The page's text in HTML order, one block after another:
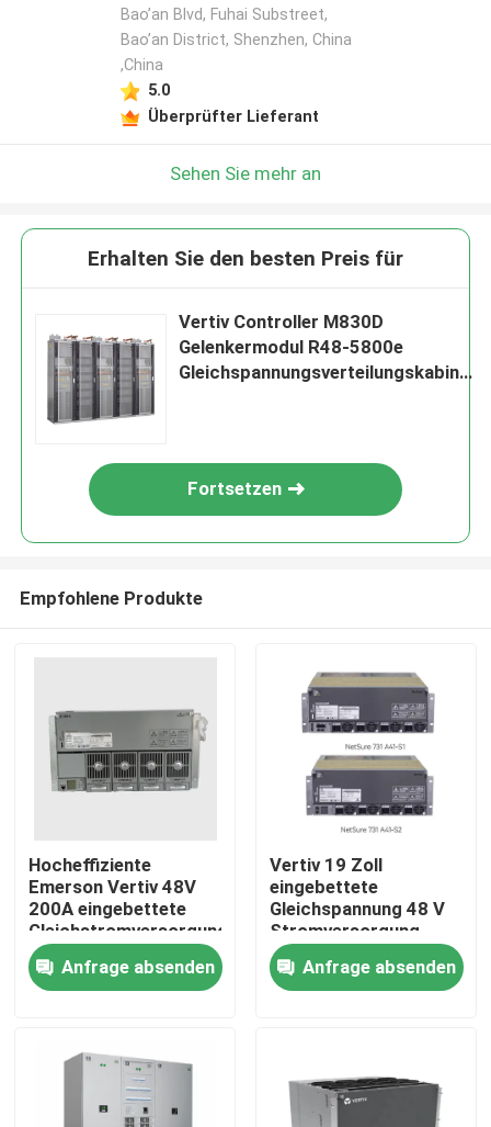
Nach Hause
Über uns
Bao’an Blvd, Fuhai Substreet,
Bao’an District, Shenzhen, China
,China
5.0
Überprüfter Lieferant
Sehen Sie mehr an
Erhalten Sie den besten Preis für
Vertiv Controller M830D
Gelenkermodul R48-5800e
Gleichspannungsverteilungskabinet
Fortsetzen
Empfohlene Produkte
Hocheffiziente
Emerson Vertiv 48V
200A eingebettete
Gleichstromversorgung
Netsure 701 A41 -S1-
S5 -S6 -S8 -S3 -S10
Anfrage absenden
Vertiv 19 Zoll
eingebettete
Gleichspannung 48 V
Stromversorgung
Emerson-Rectifier-
System Netsure 731
A41 mit Telecom
Anfrage absenden